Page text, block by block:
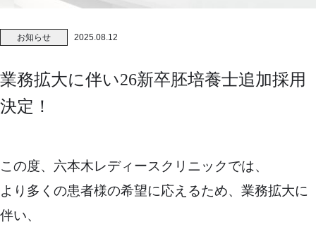
お知らせ 2025.08.12
業務拡大に伴い26新卒胚培養士追加採用
決定！
この度、六本木レディースクリニックでは、
より多くの患者様の希望に応えるため、業務拡大に
伴い、